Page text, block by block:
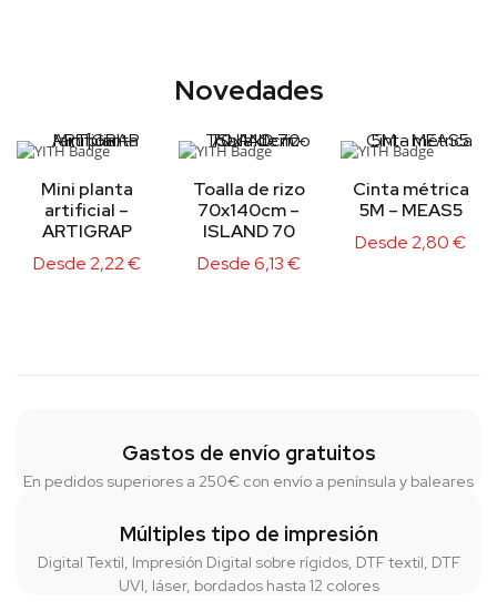
Novedades
Mini planta
artificial –
ARTIGRAP
Desde2,22€
Toalla de rizo
70x140cm –
ISLAND 70
Desde6,13€
Cinta métrica
5M – MEAS5
Desde2,80€
Gastos de envío gratuitos
En pedidos superiores a 250€ con envío a península y baleares
Múltiples tipo de impresión
Digital Textil, Impresión Digital sobre rígidos, DTF textil, DTF
UVI, láser, bordados hasta 12 colores